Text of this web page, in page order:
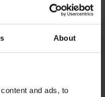
About
and ads, to
dit ook leuk